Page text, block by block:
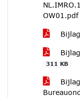
OW01.pdf
311 KB